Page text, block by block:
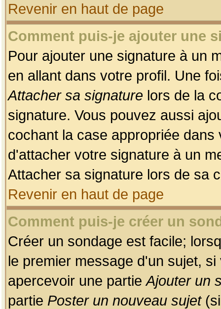
Revenir en haut de page
Comment puis-je ajouter une
Pour ajouter une signature à un
en allant dans votre profil. Une
Attacher sa signature lors de la
signature. Vous pouvez aussi
cochant la case appropriée
d'attacher votre signature à un
Attacher sa signature lors de sa
Revenir en haut de page
Comment puis-je créer un
Créer un sondage est facile;
le premier message d'un sujet,
apercevoir une partieAjouter un
partie Poster un nouveau sujet(si